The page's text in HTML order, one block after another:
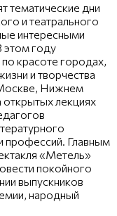
тематические дни
и театрального
интересными
этом году
красоте городах,
и творчества
Нижнем
лекциях
профессий. Главным
«Метель»
покойного
выпускников
народный